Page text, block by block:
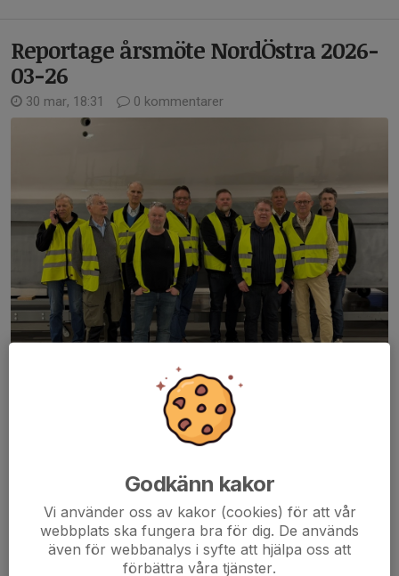
Reportage årsmöte NordÖstra 2026-
03-26
30 mar, 18:31 0 kommentarer
REPORTAGE SGF NORDÖSTRA AVDELNINGEN.
ÅRSMÖTE 26-03-26 VID SÅSTAHOLMS HERRGÅRD &
KONFERENS, TÄBY.
12 medlemmar hade infunnit sig denna dag. Mötet inleddes med
gemensamt kaffe och kaka.
Godkänn kakor
Vi använder oss av kakor (cookies) för att vår
webbplats ska fungera bra för dig. De används
även för webbanalys i syfte att hjälpa oss att
förbättra våra tjänster.